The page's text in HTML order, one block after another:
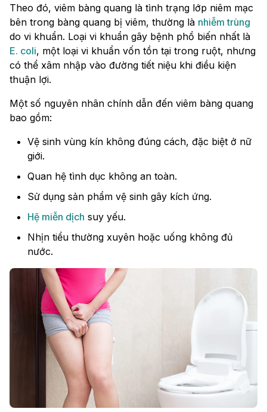
Theo đó, viêm bàng quang là tình trạng lớp niêm mạc
bên trong bàng quang bị viêm, thường là nhiễm trùng
do vi khuẩn. Loại vi khuẩn gây bệnh phổ biến nhất là
E. coli, một loại vi khuẩn vốn tồn tại trong ruột, nhưng
có thể xâm nhập vào đường tiết niệu khi điều kiện
thuận lợi.
Một số nguyên nhân chính dẫn đến viêm bàng quang
bao gồm:
Vệ sinh vùng kín không đúng cách, đặc biệt ở nữ
giới.
Quan hệ tình dục không an toàn.
Sử dụng sản phẩm vệ sinh gây kích ứng.
Hệ miễn dịch suy yếu.
Nhịn tiểu thường xuyên hoặc uống không đủ
nước.